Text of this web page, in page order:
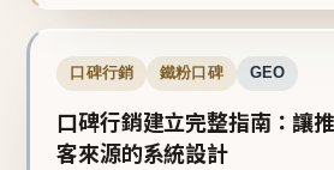
口碑行銷 鐵粉口碑 GEO
口碑行銷建立完整指南：讓
客來源的系統設計